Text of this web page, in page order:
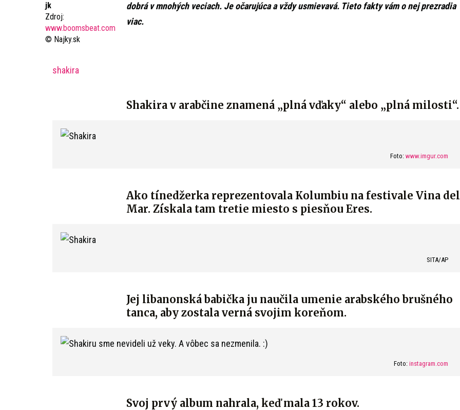
jk
Zdroj:
www.boomsbeat.com
© Najky.sk
dobrá v mnohých veciach. Je očarujúca a vždy usmievavá. Tieto fakty vám o nej prezradia
viac.
shakira
Shakira v arabčine znamená „plná vďaky“ alebo „plná milosti“.
Foto: www.imgur.com
Ako tínedžerka reprezentovala Kolumbiu na festivale Vina del
Mar. Získala tam tretie miesto s piesňou Eres.
SITA/AP
Jej libanonská babička ju naučila umenie arabského brušného
tanca, aby zostala verná svojim koreňom.
Foto: instagram.com
Svoj prvý album nahrala, keď mala 13 rokov.